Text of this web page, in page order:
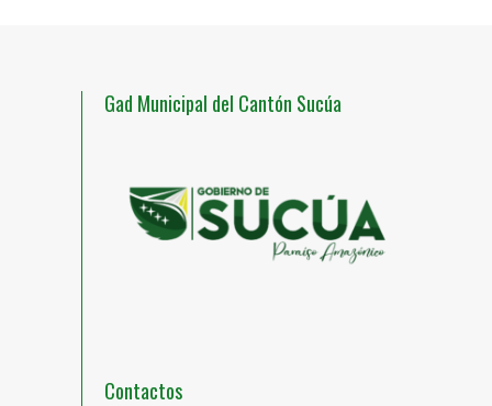
Gad Municipal del Cantón Sucúa
Contactos